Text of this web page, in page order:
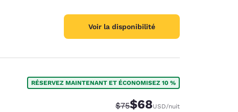
Voir la disponibilité
RÉSERVEZ MAINTENANT ET ÉCONOMISEZ 10 %
Tarif barré :
$75Tarif réduit :
$68USD/nuit